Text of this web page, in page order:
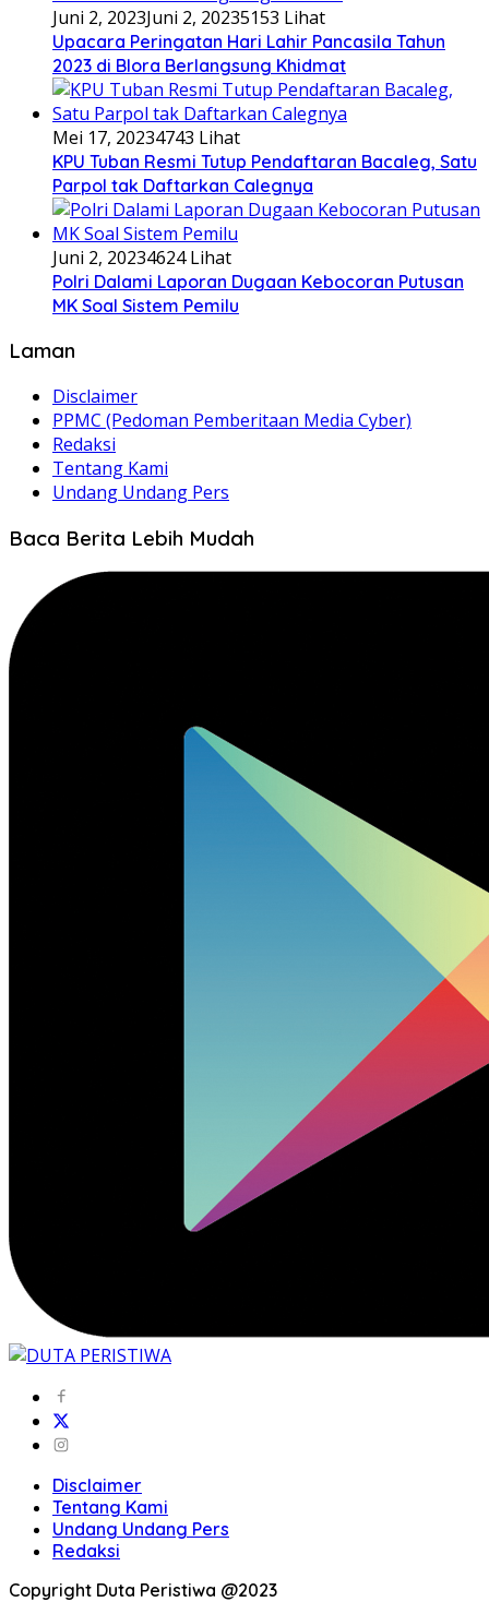
Juni 2, 2023Juni 2, 20235153 Lihat
Upacara Peringatan Hari Lahir Pancasila Tahun
2023 di Blora Berlangsung Khidmat
Mei 17, 20234743 Lihat
KPU Tuban Resmi Tutup Pendaftaran Bacaleg, Satu
Parpol tak Daftarkan Calegnya
Juni 2, 20234624 Lihat
Polri Dalami Laporan Dugaan Kebocoran Putusan
MK Soal Sistem Pemilu
Laman
Disclaimer
PPMC (Pedoman Pemberitaan Media Cyber)
Redaksi
Tentang Kami
Undang Undang Pers
Baca Berita Lebih Mudah
Disclaimer
Tentang Kami
Undang Undang Pers
Redaksi
Copyright Duta Peristiwa @2023